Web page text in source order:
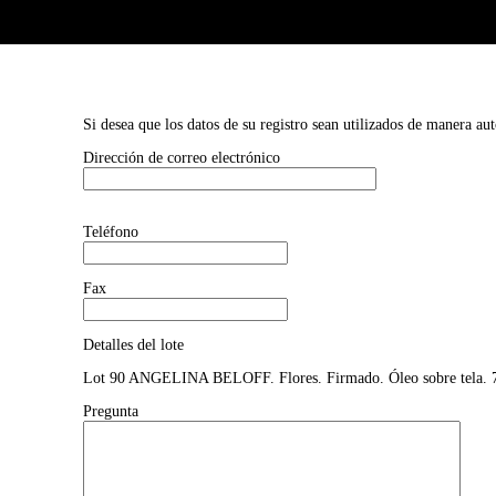
Si desea que los datos de su registro sean utilizados de manera
Dirección de correo electrónico
Teléfono
Fax
Detalles del lote
Lot 90 ANGELINA BELOFF. Flores. Firmado. Óleo sobre tela.
Pregunta